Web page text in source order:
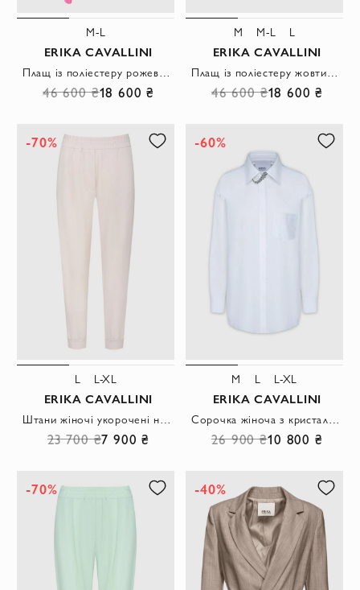
M-L
ERIKA CAVALLINI
Плащ із поліестеру рожевий жіночий.
46 600 ₴18 600 ₴
M M-L L
ERIKA CAVALLINI
Плащ із поліестеру жовтий жіночий
46 600 ₴18 600 ₴
-70%
L L-XL
ERIKA CAVALLINI
Штани жіночі укорочені на резинці бежеві
23 700 ₴7 900 ₴
-60%
M L L-XL
ERIKA CAVALLINI
Сорочка жіноча з кристалами біла
26 900 ₴10 800 ₴
-70% -40%